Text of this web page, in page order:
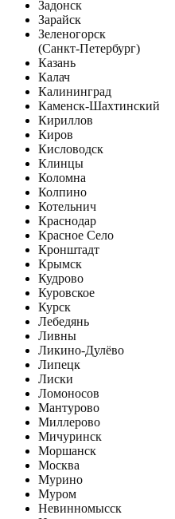
Задонск
Зарайск
Зеленогорск
(Санкт-Петербург)
Казань
Калач
Калининград
Каменск-Шахтинский
Кириллов
Киров
Кисловодск
Клинцы
Коломна
Колпино
Котельнич
Краснодар
Красное Село
Кронштадт
Крымск
Кудрово
Куровское
Курск
Лебедянь
Ливны
Ликино-Дулёво
Липецк
Лиски
Ломоносов
Мантурово
Миллерово
Мичуринск
Моршанск
Москва
Мурино
Муром
Невинномысск